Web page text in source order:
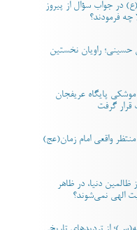
در جواب سؤال از پیروز
فرمودند؟
حسینی؛ راویان نخستین
پایگاه عریفجان
گرفت
واقعی امام زمان(عج)
ظالمین دنیا، در ظاهر
الهی نمی‌شوند؟